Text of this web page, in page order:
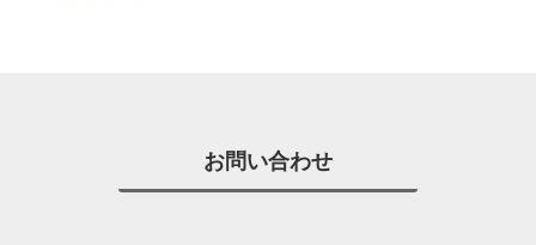
お問い合わせ